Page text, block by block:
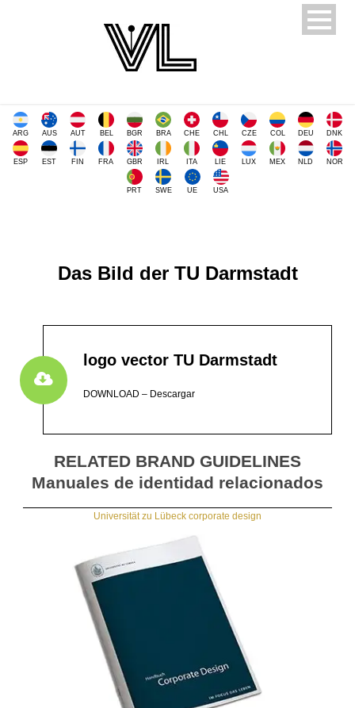
ARG AUS AUT BEL BGR BRA CHE CHL CZE COL DEU DNK
ESP EST FIN FRA GBR IRL ITA LIE LUX MEX NLD NOR
PRT SWE UE USA
Das Bild der TU Darmstadt
logo vector TU Darmstadt
DOWNLOAD – Descargar
RELATED BRAND GUIDELINES
Manuales de identidad relacionados
Universität zu Lübeck corporate design